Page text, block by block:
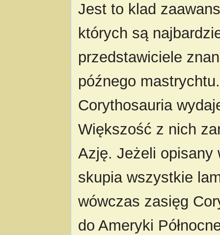
Jest to klad
których są
przedstawiciele
późnego
Corythosauria
Większość z nich
Azję. Jeżeli opisany
skupia wszystkie
wówczas zasięg
do Ameryki